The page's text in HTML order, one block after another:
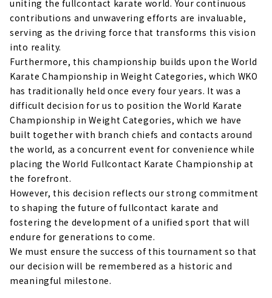
uniting the fullcontact karate world. Your continuous
contributions and unwavering efforts are invaluable,
serving as the driving force that transforms this vision
into reality.
Furthermore, this championship builds upon the World
Karate Championship in Weight Categories, which WKO
has traditionally held once every four years. It was a
difficult decision for us to position the World Karate
Championship in Weight Categories, which we have
built together with branch chiefs and contacts around
the world, as a concurrent event for convenience while
placing the World Fullcontact Karate Championship at
the forefront.
However, this decision reflects our strong commitment
to shaping the future of fullcontact karate and
fostering the development of a unified sport that will
endure for generations to come.
We must ensure the success of this tournament so that
our decision will be remembered as a historic and
meaningful milestone.